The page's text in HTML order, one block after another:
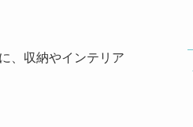
、収納やインテリア